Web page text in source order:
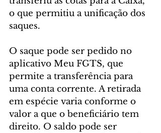
o que permitiu a unificação dos
saques.
O saque pode ser pedido no
aplicativo Meu FGTS, que
permite a transferência para
uma conta corrente. A retirada
em espécie varia conforme o
valor a que o beneficiário tem
direito. O saldo pode ser